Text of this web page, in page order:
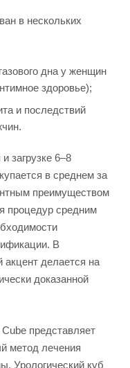
в нескольких
дна у женщин
здоровье);
и последствий
загрузке 6–8
в среднем за
преимуществом
процедур средним
В
акцент делается на
доказанной
представляет
метод лечения
Урологический куб